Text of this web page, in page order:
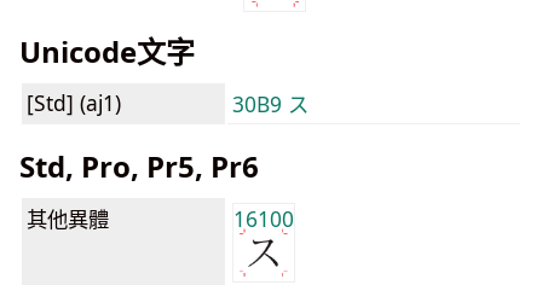
Unicode文字
[Std] (aj1) 30B9 ス
Std, Pro, Pr5, Pr6
其他異體 16100